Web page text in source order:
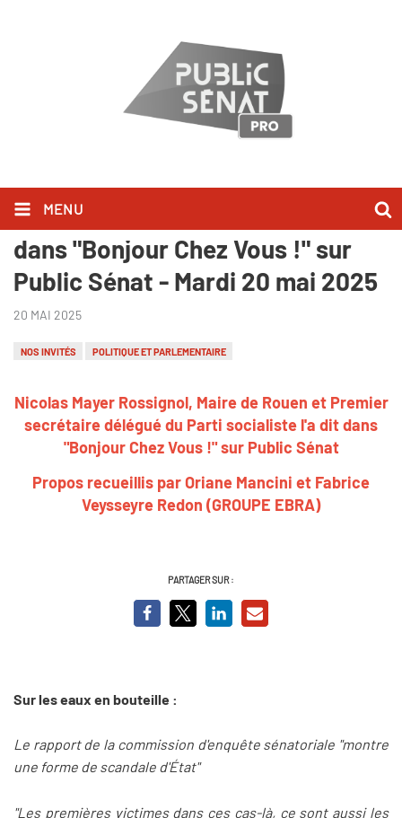
MENU
Nicolas Mayer Rossignol l'a dit
dans "Bonjour Chez Vous !" sur
Public Sénat - Mardi 20 mai 2025
20 MAI 2025
NOS INVITÉS POLITIQUE ET PARLEMENTAIRE
Nicolas Mayer Rossignol, Maire de Rouen et Premier
secrétaire délégué du Parti socialiste l'a dit dans
"Bonjour Chez Vous !" sur Public Sénat
Propos recueillis par Oriane Mancini et Fabrice
Veysseyre Redon (GROUPE EBRA)
PARTAGER SUR :
Sur les eaux en bouteille :
Le rapport de la commission d'enquête sénatoriale "montre
une forme de scandale d'État"
"Les premières victimes dans ces cas-là, ce sont aussi les